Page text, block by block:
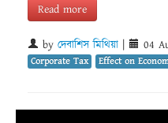
Read more
by দেবাশিস মিথিয়া 04
Corporate Tax Effect on